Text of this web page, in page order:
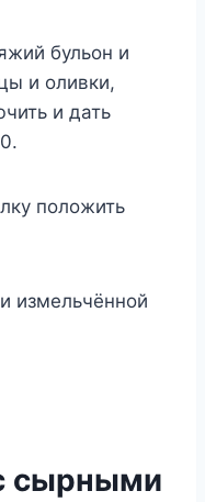
бульон и
и оливки,
и дать
положить
измельчённой
сырными